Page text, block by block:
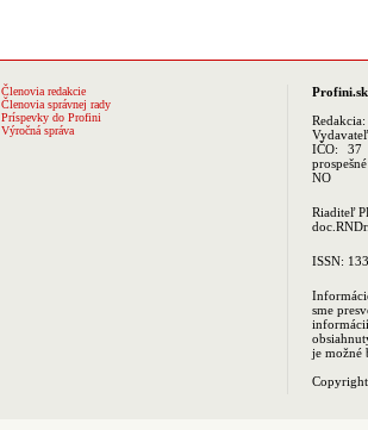
Členovia redakcie
Členovia správnej rady
Príspevky do Profini
Výročná správa
Profini.sk
Redakcia:
IČO: 37
NO
Riaditeľ
ISSN:
sme
je možné